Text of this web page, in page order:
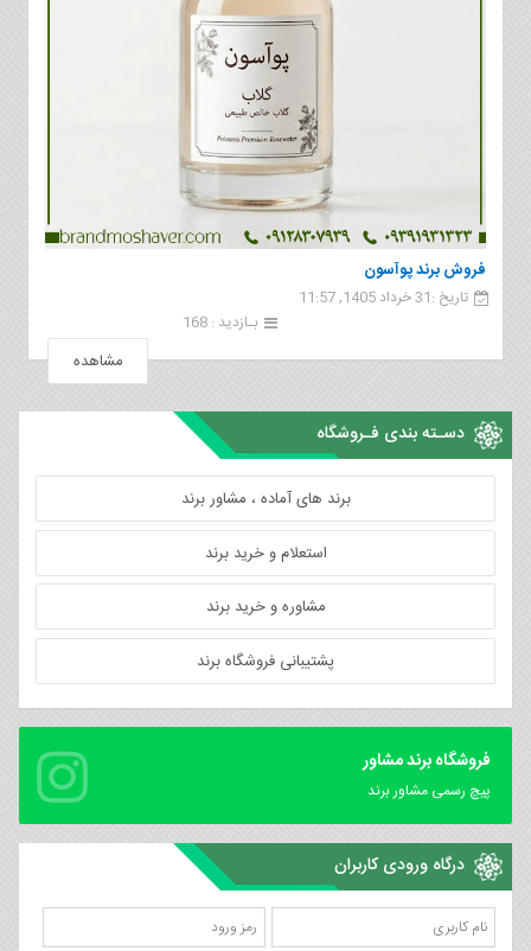
فروش برند پوآسون
تاریخ :31 خرداد 1405, 11:57
بـازدید : 168
مشاهده
دسـته بندی فـروشگاه
برند های آماده ، مشاور برند
استعلام و خرید برند
مشاوره و خرید برند
پشتیبانی فروشگاه برند
فروشگاه برند مشاور
پیچ رسمی مشاور برند
درگاه ورودی کاربران